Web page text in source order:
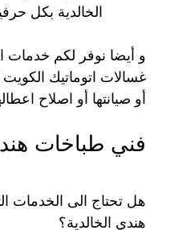
الخالدية بكل
و أيضا نوفر لكم خدمات
غسالات اتوماتيك
أو صيانتها أو اصلاح
فني طباخات
هل تحتاج الى الخدمات
هندي الخالدية؟